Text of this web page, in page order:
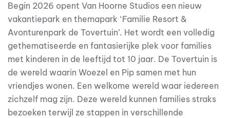
Begin 2026 opent Van Hoorne Studios een nieuw
vakantiepark en themapark ‘Familie Resort &
Avonturenpark de Tovertuin’. Het wordt een volledig
gethematiseerde en fantasierijke plek voor families
met kinderen in de leeftijd tot 10 jaar. De Tovertuin is
de wereld waarin Woezel en Pip samen met hun
vriendjes wonen. Een welkome wereld waar iedereen
zichzelf mag zijn. Deze wereld kunnen families straks
bezoeken terwijl ze stappen in verschillende